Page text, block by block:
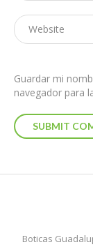
Guardar mi
navegador para
Boticas